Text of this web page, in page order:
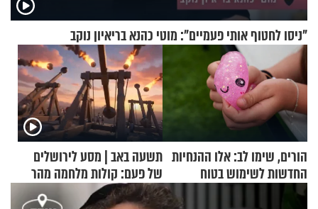
"ניסו לחטוף אותי פעמיים": מוטי כהנא בריאיון נוקב
הורים, שימו לב: אלו ההנחיות
החדשות לשימוש בטוח
בסקווישי לאחר מקרי אשפוז
תשעה באב | מסע לירושלים
של פעם: קולות מלחמה מהר
הזיתים